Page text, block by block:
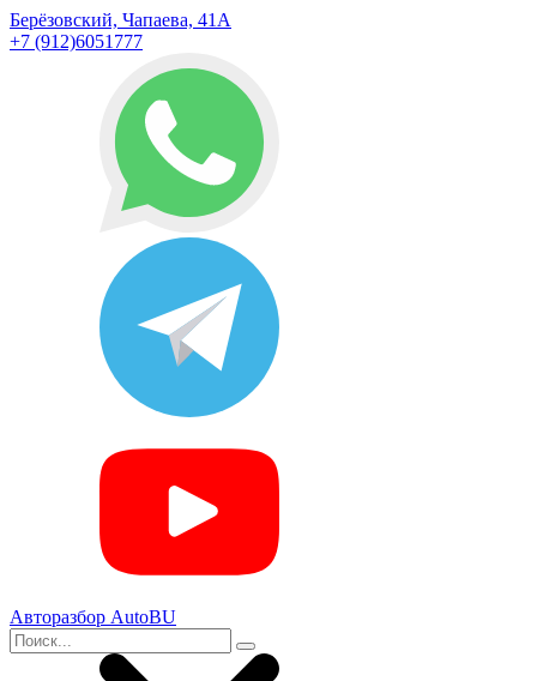
Берёзовский, Чапаева, 41А
+7 (912)6051777
Авторазбор AutoBU